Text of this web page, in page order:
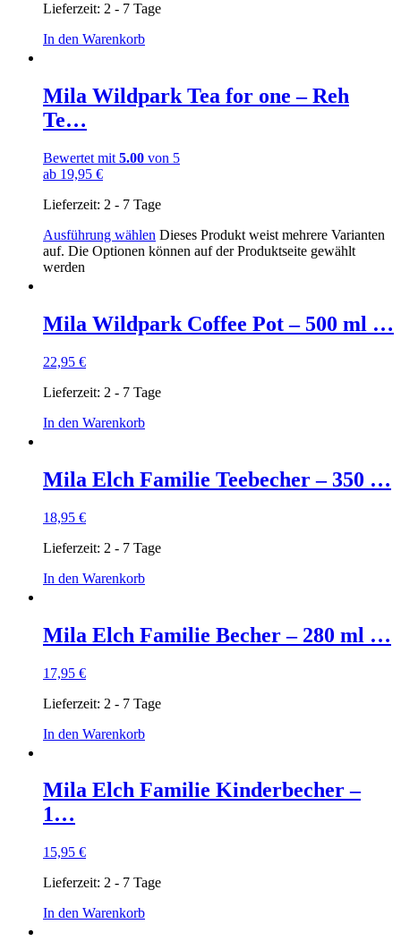
Lieferzeit: 2 - 7 Tage
In den Warenkorb
Mila Wildpark Tea for one – Reh
Te…
Bewertet mit 5.00 von 5
ab 19,95 €
Lieferzeit: 2 - 7 Tage
Ausführung wählen Dieses Produkt weist mehrere Varianten
auf. Die Optionen können auf der Produktseite gewählt
werden
Mila Wildpark Coffee Pot – 500 ml …
22,95 €
Lieferzeit: 2 - 7 Tage
In den Warenkorb
Mila Elch Familie Teebecher – 350 …
18,95 €
Lieferzeit: 2 - 7 Tage
In den Warenkorb
Mila Elch Familie Becher – 280 ml …
17,95 €
Lieferzeit: 2 - 7 Tage
In den Warenkorb
Mila Elch Familie Kinderbecher –
1…
15,95 €
Lieferzeit: 2 - 7 Tage
In den Warenkorb